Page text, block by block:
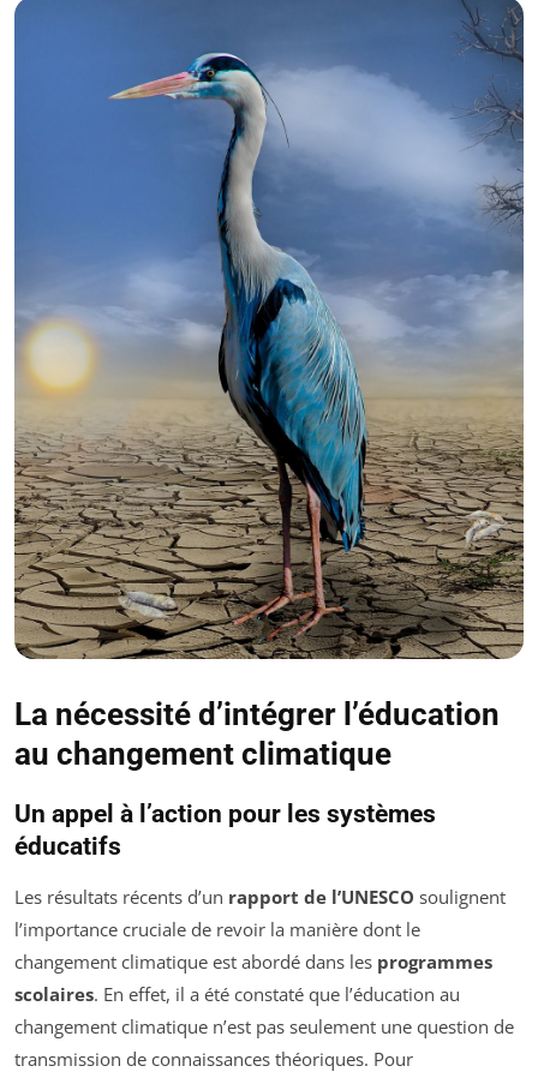
La nécessité d’intégrer l’éducation
au changement climatique
Un appel à l’action pour les systèmes
éducatifs
Les résultats récents d’un rapport de l’UNESCO soulignent
l’importance cruciale de revoir la manière dont le
changement climatique est abordé dans les programmes
scolaires. En effet, il a été constaté que l’éducation au
changement climatique n’est pas seulement une question de
transmission de connaissances théoriques. Pour